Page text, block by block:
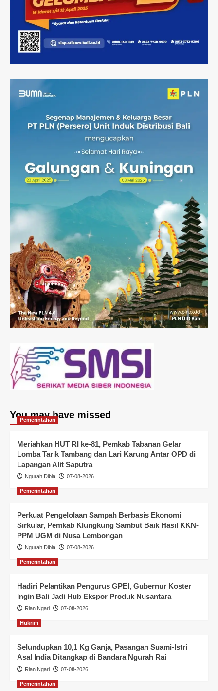
You may have missed
Pemerintahan
Meriahkan HUT RI ke-81, Pemkab Tabanan Gelar
Lomba Tarik Tambang dan Lari Karung Antar OPD di
Lapangan Alit Saputra
Ngurah Dibia 07-08-2026
Pemerintahan
Perkuat Pengelolaan Sampah Berbasis Ekonomi
Sirkular, Pemkab Klungkung Sambut Baik Hasil KKN-
PPM UGM di Nusa Lembongan
Ngurah Dibia 07-08-2026
Pemerintahan
Hadiri Pelantikan Pengurus GPEI, Gubernur Koster
Ingin Bali Jadi Hub Ekspor Produk Nusantara
Rian Ngari 07-08-2026
Hukrim
Selundupkan 10,1 Kg Ganja, Pasangan Suami-Istri
Asal India Ditangkap di Bandara Ngurah Rai
Rian Ngari 07-08-2026
Pemerintahan